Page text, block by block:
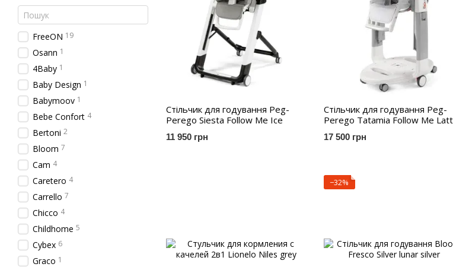
Стільчик для годування Peg-
Perego Siesta Follow Me Ice
11 950 грн
Стільчик для годування Peg-
Perego Tatamia Follow Me
17 500 грн
−32%
FreeON 19
Osann 1
4Baby 1
Baby Design 1
Babymoov 1
Bebe Confort 4
Bertoni 2
Bloom 7
Cam 4
Caretero 4
Carrello 7
Chicco 4
Childhome 5
Cybex 6
Graco 1